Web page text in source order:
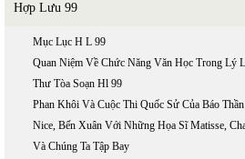
Hợp Lưu 99
Mục Lục H L 99
Thư Tòa Soạn Hl 99
Phan Khôi Và Cuộc Thi Quốc Sử Của Báo
Nice, Bến Xuân Với Những Họa Sĩ Matisse,
Và Chúng Ta Tập Bay